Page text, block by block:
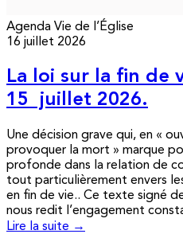
Agenda Vie de l’Église
16 juillet 2026
La loi sur la fin de
15 juillet 2026.
Une décision grave qui, en «
provoquer la mort » marque
profonde dans la relation de
tout particulièrement envers
en fin de vie.. Ce texte signé
nous redit l’engagement
Lire la suite →